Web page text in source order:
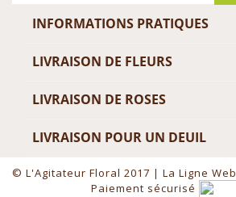
INFORMATIONS PRATIQUES
LIVRAISON DE FLEURS
LIVRAISON DE ROSES
LIVRAISON POUR UN DEUIL
© L'Agitateur Floral 2017 | La Ligne Web
Paiement sécurisé